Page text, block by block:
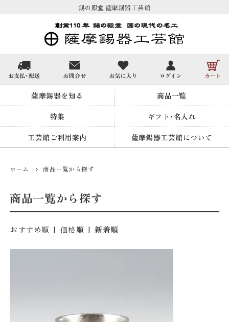
錫の殿堂 薩摩錫器工芸館
薩摩錫器を知る 商品一覧
特集 ギフト・名入れ
工芸館ご利用案内 薩摩錫器工芸館について
ホーム 商品一覧から探す
商品一覧から探す
おすすめ順 | 価格順 |新着順